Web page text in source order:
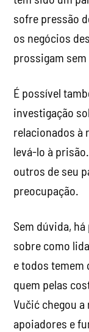
sofre pressão
os negócios
prossigam
É possível
investigação
relacionados à
levá-lo à
outros de seu
preocupação.
Sem dúvida,
sobre como
e todos temem
quem pelas
Vučić chegou a
apoiadores e